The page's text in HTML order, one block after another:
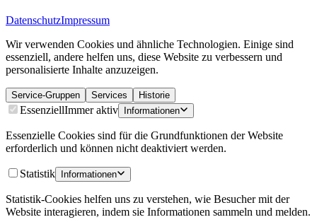
DatenschutzImpressum
Wir verwenden Cookies und ähnliche Technologien. Einige sind
essenziell, andere helfen uns, diese Website zu verbessern und
personalisierte Inhalte anzuzeigen.
Service-Gruppen Services Historie
EssenziellImmer aktiv Informationen
Essenzielle Cookies sind für die Grundfunktionen der Website
erforderlich und können nicht deaktiviert werden.
Statistik Informationen
Statistik-Cookies helfen uns zu verstehen, wie Besucher mit der
Website interagieren, indem sie Informationen sammeln und melden.